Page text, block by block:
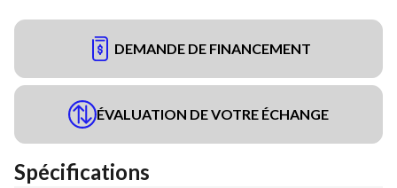
DEMANDE DE FINANCEMENT
ÉVALUATION DE VOTRE ÉCHANGE
Spécifications